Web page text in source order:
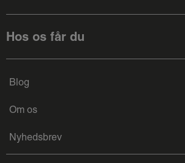
Hos os får du
Blog
Om os
Nyhedsbrev